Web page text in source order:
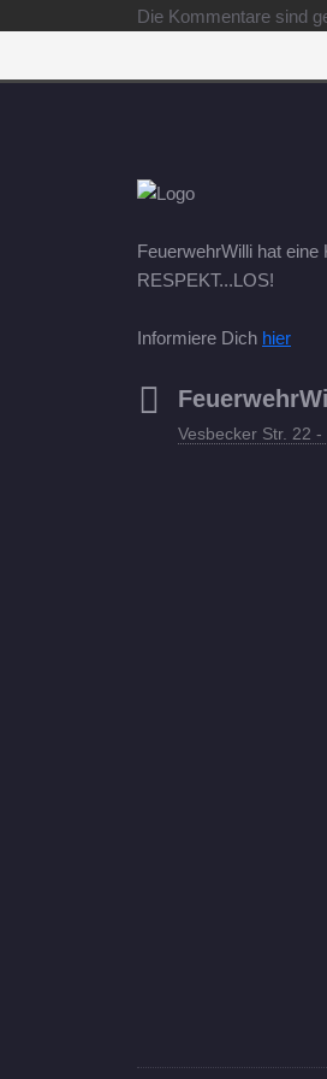
Die Kommentare sind
FeuerwehrWilli hat eine
RESPEKT...LOS!
Informiere Dich hier
Vesbecker Str. 22